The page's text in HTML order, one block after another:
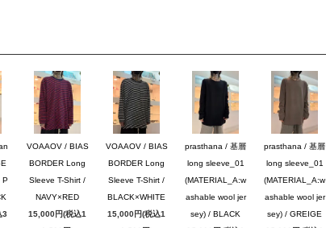
P
3
VOAAOV / BIAS
BORDER Long
Sleeve T-Shirt /
NAVY×RED
15,000円(税込1
VOAAOV / BIAS
BORDER Long
Sleeve T-Shirt /
BLACK×WHITE
15,000円(税込1
prasthana / 基層
long sleeve_01
(MATERIAL_A:w
ashable wool jer
sey) / BLACK
prasthana / 基層
long sleeve_01
(MATERIAL_A:w
ashable wool jer
sey) / GREIGE